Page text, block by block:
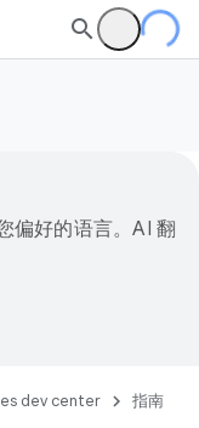
偏好的语言。AI 翻
dev center 指南